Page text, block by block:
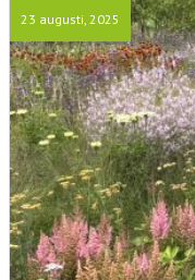
23 augusti, 2025